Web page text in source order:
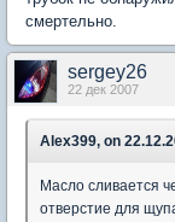
смертельно.
sergey26
22 дек 2007
Alex399, on
Масло сливается
отверстие для